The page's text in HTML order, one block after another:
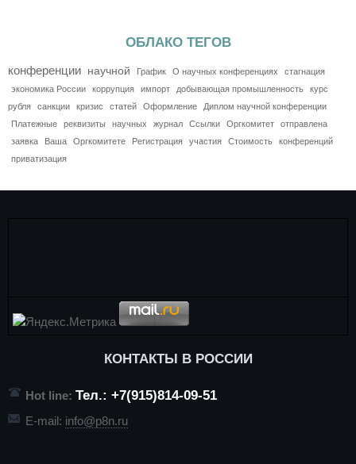
ОБЛАКО ТЕГОВ
конференции научной График О научных конференциях
стагнация
экономика России
коррупция импорт добывающая промышленность
курс
рубля
санкции кризис статей Оформление
Диплом научной конференции
Платежные
реквизиты научных журнал Ссылки Оргкомитет
отправлена
заявка
Ваша Оргкомитете Регистрация участия Стоимость
конференций
приватизация
КОНТАКТЫ В РОССИИ
Hot line: Тел.: +7(915)814-09-51
E-mail: info@p8n.ru